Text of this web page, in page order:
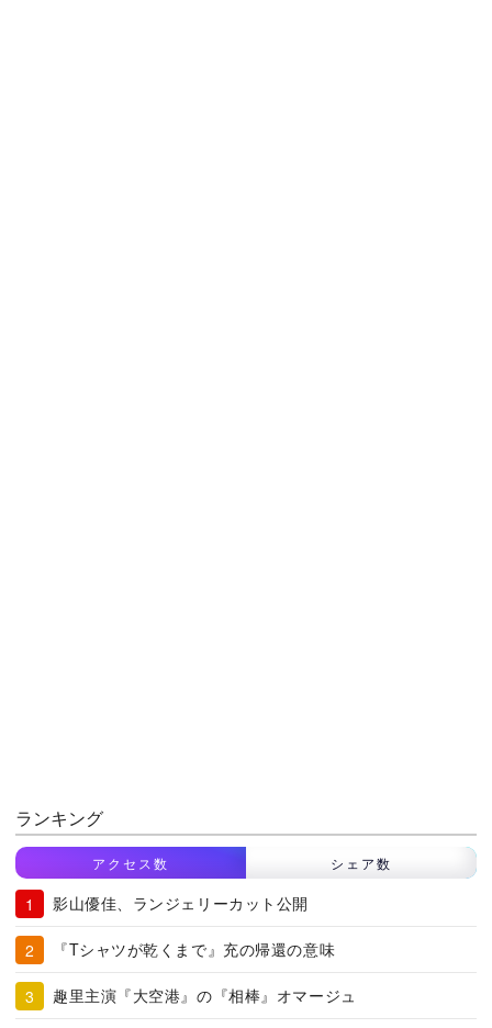
ランキング
アクセス数 シェア数
影山優佳、ランジェリーカット公開
『Tシャツが乾くまで』充の帰還の意味
趣里主演『大空港』の『相棒』オマージュ